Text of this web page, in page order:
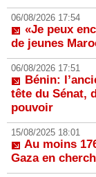
06/08/2026 17:54
«Je peux
de jeunes
06/08/2026 17:51
Bénin:
tête du Sénat,
pouvoir
15/08/2025 18:01
Au moins
Gaza en